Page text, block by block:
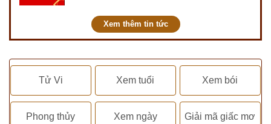
Xem thêm tin tức
Tử Vi Xem tuổi Xem bói
Phong thủy Xem ngày Giải mã giấc mơ